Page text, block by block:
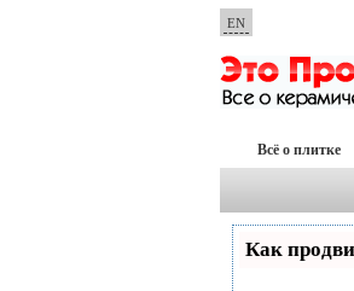
EN
Всё о плитке
Как